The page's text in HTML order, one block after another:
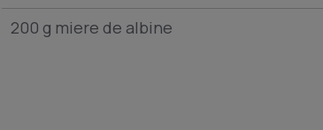
200 g miere de albine